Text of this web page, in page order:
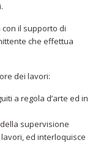
il supporto di
che effettua
dei lavori:
a regola d’arte ed in
supervisione
ed interloquisce